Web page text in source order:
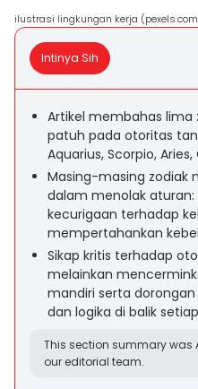
ilustrasi lingkungan kerja
Intinya Sih
Artikel membahas lima
patuh pada otoritas
Aquarius, Scorpio,
Masing-masing zodiak
dalam menolak
kecurigaan terhadap
mempertahankan
Sikap kritis terhadap
melainkan
mandiri serta
dan logika di balik
This section summary was
our editorial team.